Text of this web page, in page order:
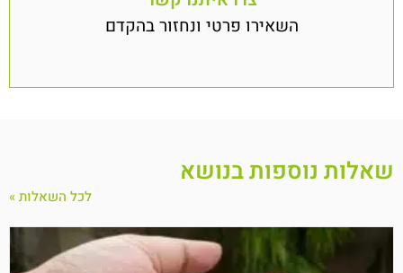
השאירו פרטי ונחזור בהקדם
שאלות נוספות בנושא
לכל השאלות »